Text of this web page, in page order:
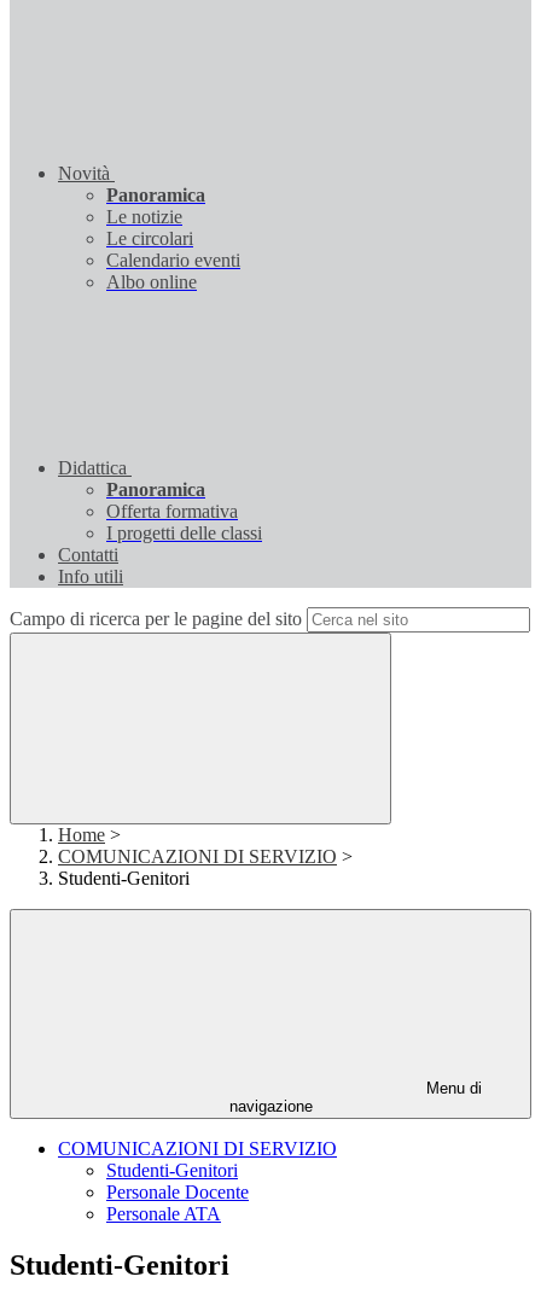
Novità
Panoramica
Le notizie
Le circolari
Calendario eventi
Albo online
Didattica
Panoramica
Offerta formativa
I progetti delle classi
Contatti
Info utili
Campo di ricerca per le pagine del sito
Home >
COMUNICAZIONI DI SERVIZIO >
Studenti-Genitori
Menu di
navigazione
COMUNICAZIONI DI SERVIZIO
Studenti-Genitori
Personale Docente
Personale ATA
Studenti-Genitori